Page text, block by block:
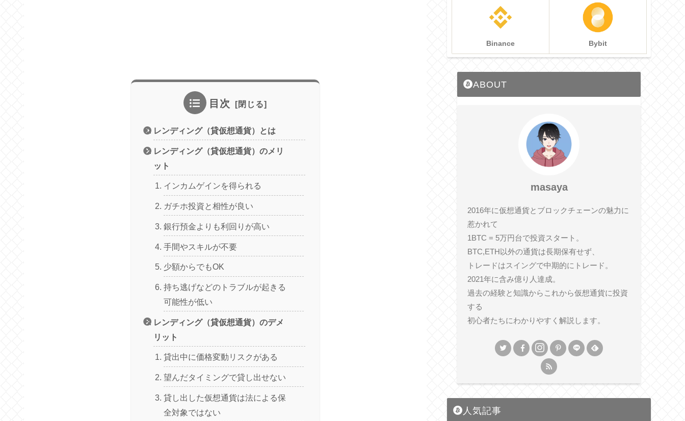
目次
レンディング（貸仮想通貨）とは
レンディング（貸仮想通貨）のメリ
ット
インカムゲインを得られる
ガチホ投資と相性が良い
銀行預金よりも利回りが高い
手間やスキルが不要
少額からでもOK
持ち逃げなどのトラブルが起きる
可能性が低い
レンディング（貸仮想通貨）のデメ
リット
貸出中に価格変動リスクがある
望んだタイミングで貸し出せない
貸し出した仮想通貨は法による保
全対象ではない
Binance Bybit
ABOUT
masaya
2016年に仮想通貨とブロックチェーンの魅力に
惹かれて
1BTC = 5万円台で投資スタート。
BTC,ETH以外の通貨は長期保有せず、
トレードはスイングで中期的にトレード。
2021年に含み億り人達成。
過去の経験と知識からこれから仮想通貨に投資
する
初心者たちにわかりやすく解説します。
人気記事